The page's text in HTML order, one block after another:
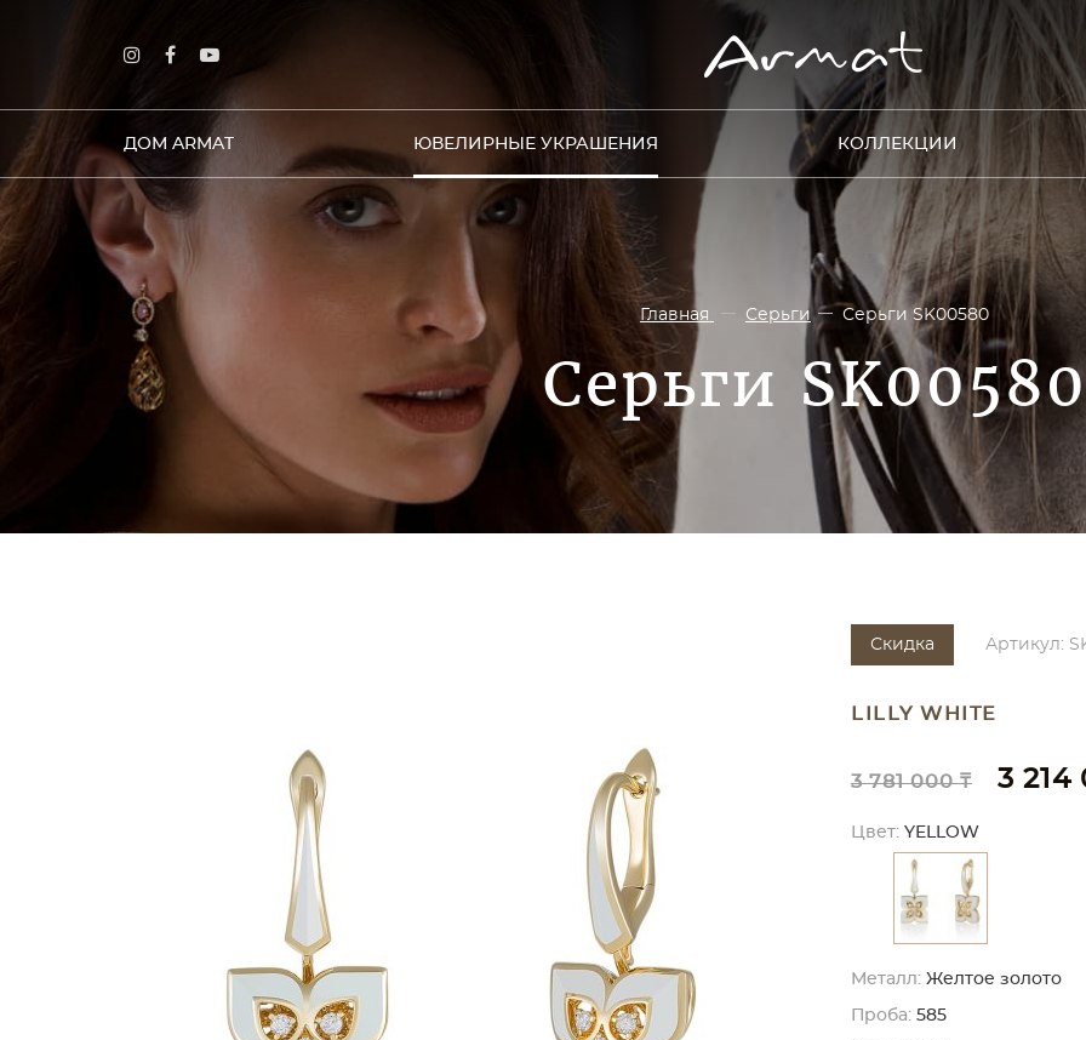
ДОМ ARMAT ЮВЕЛИРНЫЕ УКРАШЕНИЯ КОЛЛЕКЦИИ
Главная Серьги Серьги SK00580
Серьги SK00580
Скидка Артикул:
LILLY WHITE
3 781 000 ₸ 3 214
Цвет: YELLOW
Металл: Желтое золото
Проба: 585